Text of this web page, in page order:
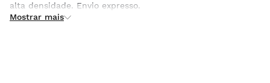
alta densidade. Envio expresso.
Mostrar mais